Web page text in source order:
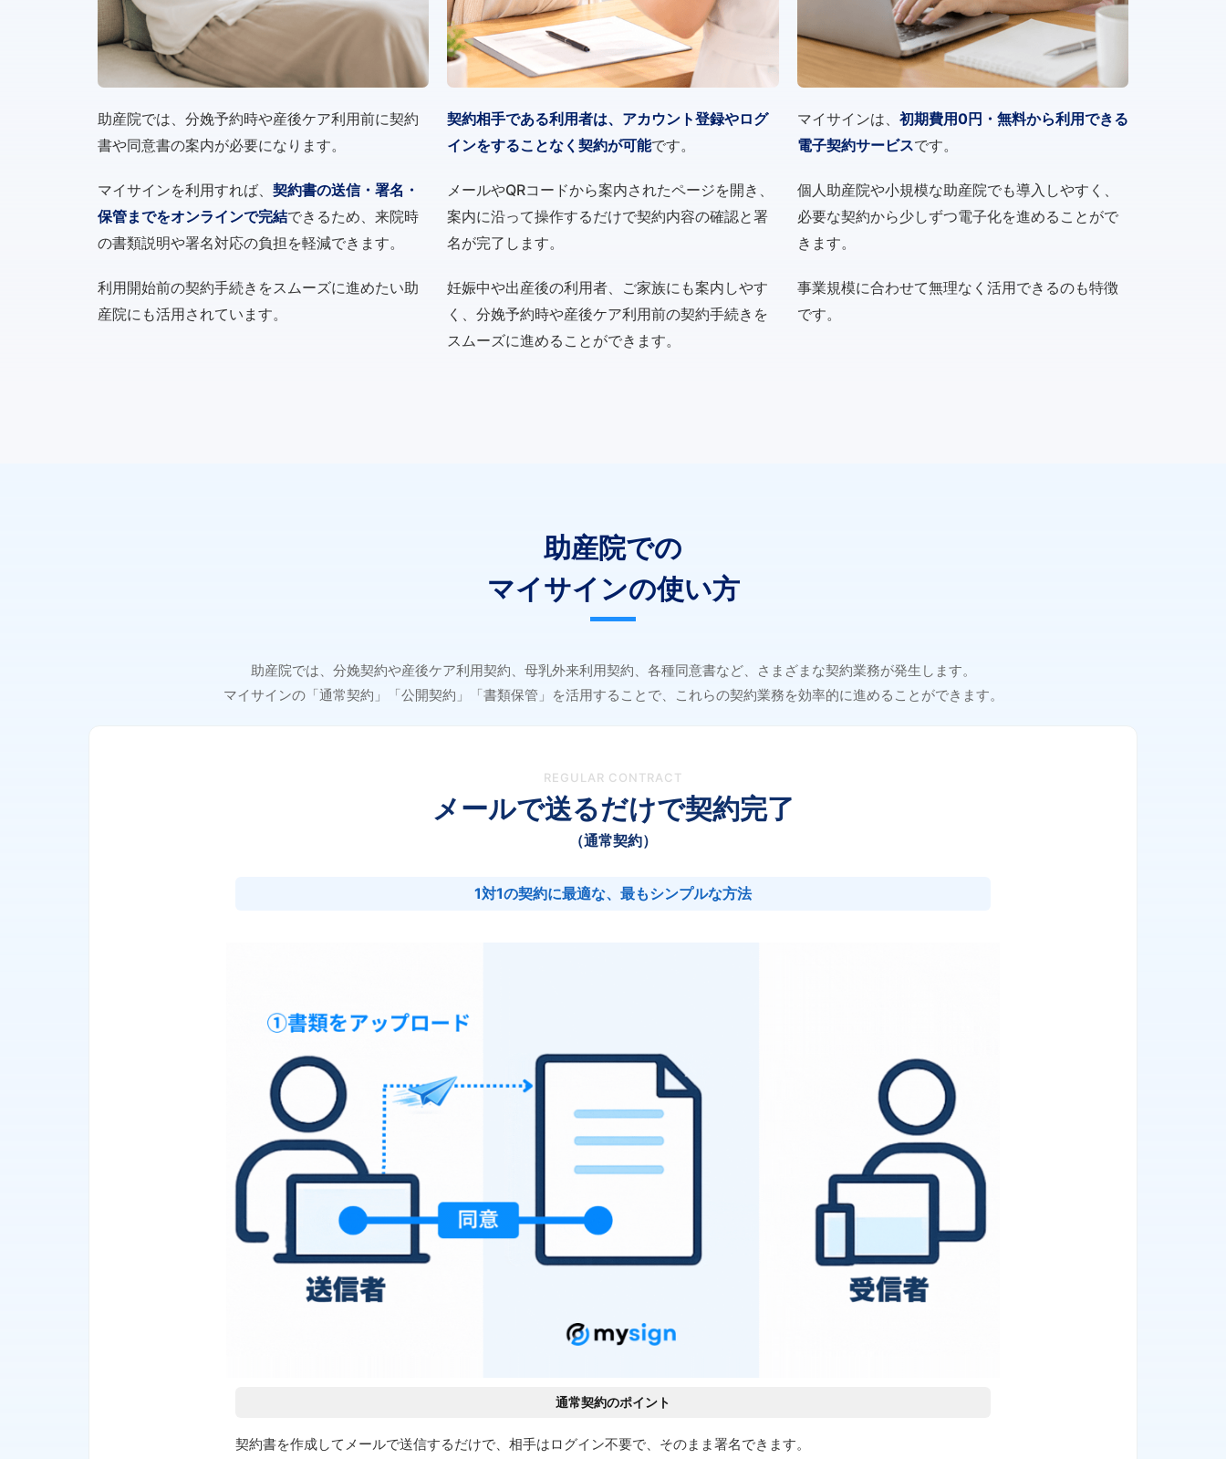
助産院では、分娩予約時や産後ケア利用前に契約
書や同意書の案内が必要になります。
マイサインを利用すれば、 契約書の送信・署名・
保管までをオンラインで完結できるため、来院時
の書類説明や署名対応の負担を軽減できます。
利用開始前の契約手続きをスムーズに進めたい助
産院にも活用されています。
契約相手である利用者は、アカウント登録やログ
インをすることなく契約が可能です。
メールやQRコードから案内されたページを開き、
案内に沿って操作するだけで契約内容の確認と署
名が完了します。
妊娠中や出産後の利用者、ご家族にも案内しやす
く、分娩予約時や産後ケア利用前の契約手続きを
スムーズに進めることができます。
マイサインは、 初期費用0円・無料から利用できる
電子契約サービスです。
個人助産院や小規模な助産院でも導入しやすく、
必要な契約から少しずつ電子化を進めることがで
きます。
事業規模に合わせて無理なく活用できるのも特徴
です。
助産院での
マイサインの使い方
助産院では、分娩契約や産後ケア利用契約、母乳外来利用契約、各種同意書など、さまざまな契約業務が発生します。
マイサインの「通常契約」「公開契約」「書類保管」を活用することで、これらの契約業務を効率的に進めることができます。
REGULAR CONTRACT
メールで送るだけで契約完了
（通常契約）
1対1の契約に最適な、最もシンプルな方法
通常契約のポイント
契約書を作成してメールで送信するだけで、相手はログイン不要で、そのまま署名できます。